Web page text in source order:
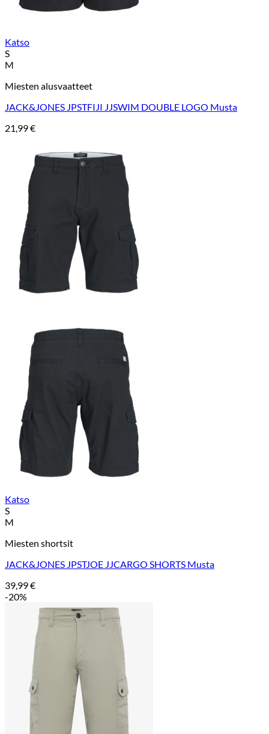
Katso
S
M
Miesten alusvaatteet
JACK&JONES JPSTFIJI JJSWIM DOUBLE LOGO Musta
21,99€
Katso
S
M
Miesten shortsit
JACK&JONES JPSTJOE JJCARGO SHORTS Musta
39,99€
-20%